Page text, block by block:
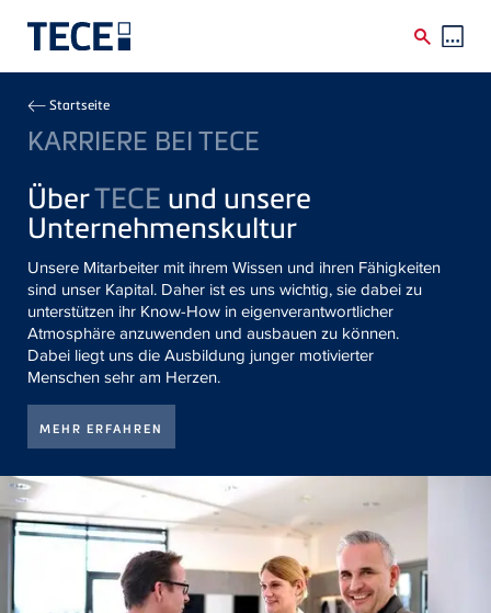
Breadcrumb
Startseite
KARRIERE BEI TECE
ÜberTECE und unsere
Unternehmenskultur
Unsere Mitarbeiter mit ihrem Wissen und ihren Fähigkeiten
sind unser Kapital. Daher ist es uns wichtig, sie dabei zu
unterstützen ihr Know-How in eigenverantwortlicher
Atmosphäre anzuwenden und ausbauen zu können.
Dabei liegt uns die Ausbildung junger motivierter
Menschen sehr am Herzen.
MEHR ERFAHREN